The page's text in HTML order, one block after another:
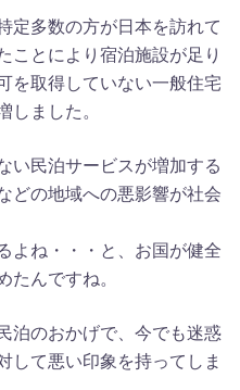
定多数の方が日本を訪れて
ことにより宿泊施設が足り
を取得していない一般住宅
ました。
い民泊サービスが増加する
どの地域への悪影響が社会
よね・・・と、お国が健全
んですね。
泊のおかげで、今でも迷惑
して悪い印象を持ってしま